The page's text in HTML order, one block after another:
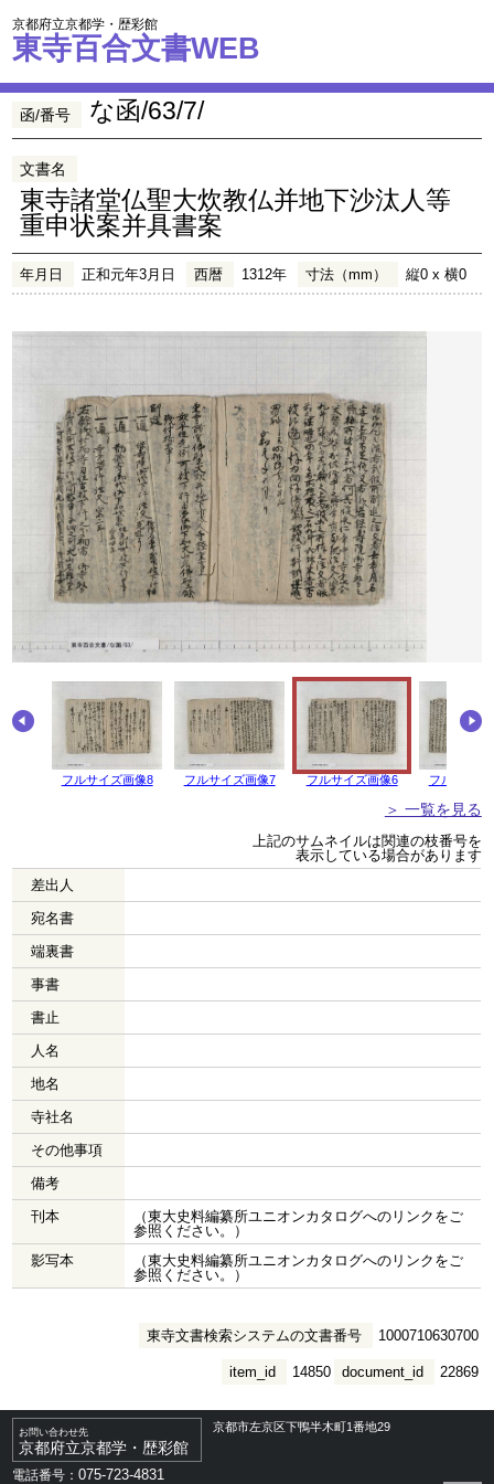
京都府立京都学・歴彩館
東寺百合文書WEB
函/番号 な函/63/7/
文書名
東寺諸堂仏聖大炊教仏并地下沙汰人等
重申状案并具書案
年月日 正和元年3月日 西暦 1312年 寸法（mm） 縦0 x 横0
フルサイズ画像8 フルサイズ画像7 フルサイズ画像6 フルサイズ
＞ 一覧を見る
上記のサムネイルは関連の枝番号を
表示している場合があります
差出人
宛名書
端裏書
事書
書止
人名
地名
寺社名
その他事項
備考
刊本
（東大史料編纂所ユニオンカタログへのリンクをご
参照ください。）
影写本
（東大史料編纂所ユニオンカタログへのリンクをご
参照ください。）
東寺文書検索システムの文書番号 1000710630700
document_id 22869
item_id 14850
お問い合わせ先
京都府立京都学・歴彩館
京都市左京区下鴨半木町1番地29
電話番号：075-723-4831